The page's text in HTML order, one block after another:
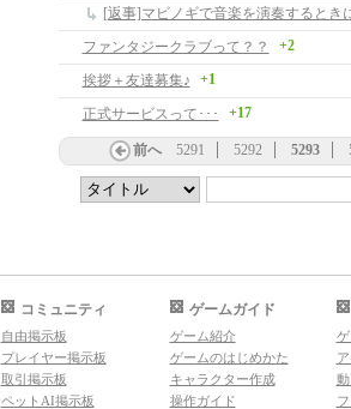
[返事]マビノギで音楽を演奏するとき
ファンタジークラブって？？
+2
挨拶＋友達募集♪ +1
正式サービスって･･･ +17
前へ 5291 5292 5293
コミュニティ
自由掲示板
プレイヤー掲示板
取引掲示板
ペットAI掲示板
ゲームガイド
ゲーム紹介
ゲームのはじめかた
キャラクター作成
操作ガイド